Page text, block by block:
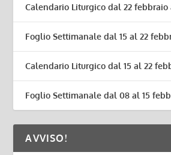
Calendario Liturgico dal 22 febbraio
Foglio Settimanale dal 15 al 22
Calendario Liturgico dal 15 al 22
Foglio Settimanale dal 08 al 15
AVVISO!